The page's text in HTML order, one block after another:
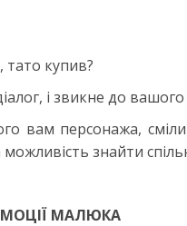
купив?
і звикне до вашого
вам персонажа,
знайти
МАЛЮКА